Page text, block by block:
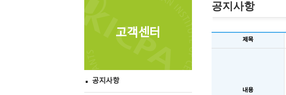
고객센터
공지사항
공지사항
제목
내용